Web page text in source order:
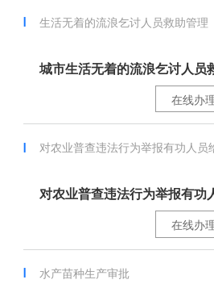
生活无着的流浪乞讨人员救助管理
城市生活无着的流浪乞讨人员
在线办
对农业普查违法行为举报有功人员
对农业普查违法行为举报有功
在线办
水产苗种生产审批